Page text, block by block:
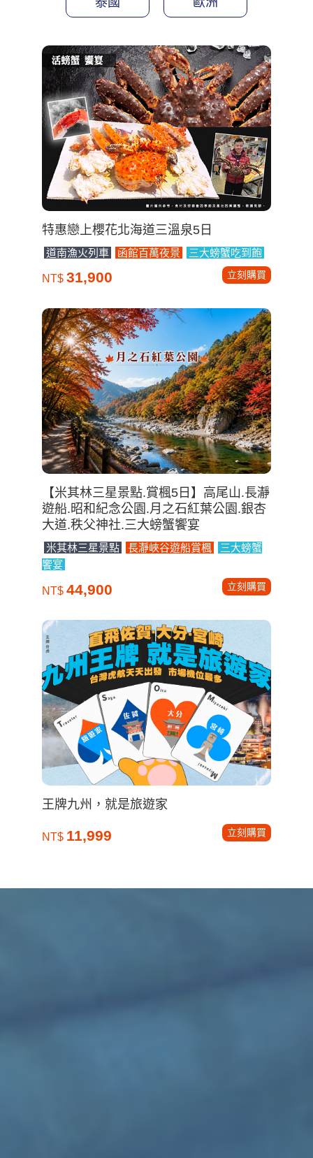
特惠戀上櫻花北海道三溫泉5日
道南漁火列車 函館百萬夜景 三大螃蟹吃到飽
NT$ 31,900 立刻購買
【米其林三星景點.賞楓5日】高尾山.長瀞
遊船.昭和紀念公園.月之石紅葉公園.銀杏
大道.秩父神社.三大螃蟹饗宴
米其林三星景點 長瀞峽谷遊船賞楓
三大螃蟹
饗宴
NT$ 44,900 立刻購買
王牌九州，就是旅遊家
NT$ 11,999 立刻購買